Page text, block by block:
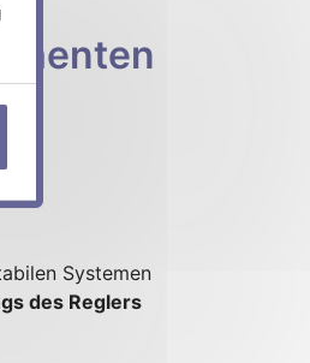
Systemen
des Reglers